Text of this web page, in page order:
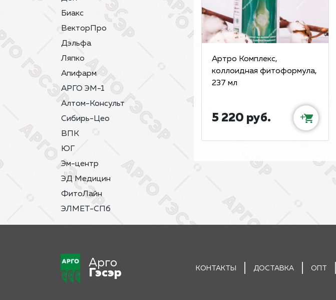
Биакс
ВекторПро
Дэльфа
Ляпко
Апифарм
АРГО ЭМ-1
Алтом-Консульт
Сибирь-Цео
ВПК
ЮГ
Эм-центр
ЭД Медицин
ФитоЛайн
ЭЛМЕТ-СПб
Артро Комплекс,
коллоидная фитоформула,
237 мл
5 220 руб. +
Арго
Гэсэр
КОНТАКТЫ ДОСТАВКА ОПТ